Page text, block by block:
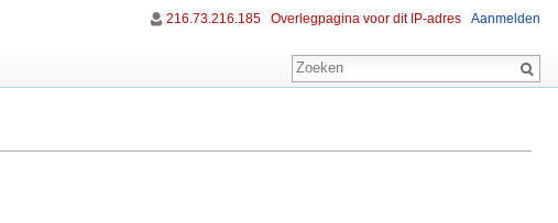
216.73.216.185 Overlegpagina voor dit IP-adres Aanmelden